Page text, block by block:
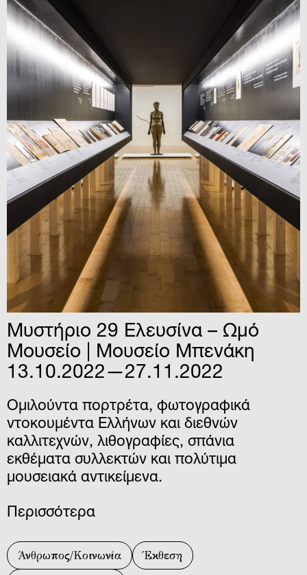
Μυστήριο 29 Ελευσίνα – Ωμό
Μουσείο | Μουσείο Μπενάκη
13.10.2022—27.11.2022
Ομιλούντα πορτρέτα, φωτογραφικά
ντοκουμέντα Ελλήνων και διεθνών
καλλιτεχνών, λιθογραφίες, σπάνια
εκθέματα συλλεκτών και πολύτιμα
μουσειακά αντικείμενα.
Περισσότερα
Άνθρωπος/Κοινωνία Έκθεση